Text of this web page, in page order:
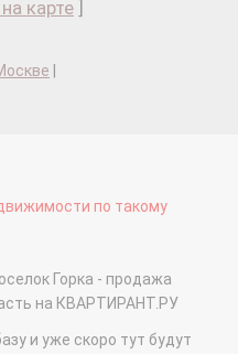
карте
по такому
Горка - продажа
на КВАРТИРАНТ.РУ
и уже скоро тут будут